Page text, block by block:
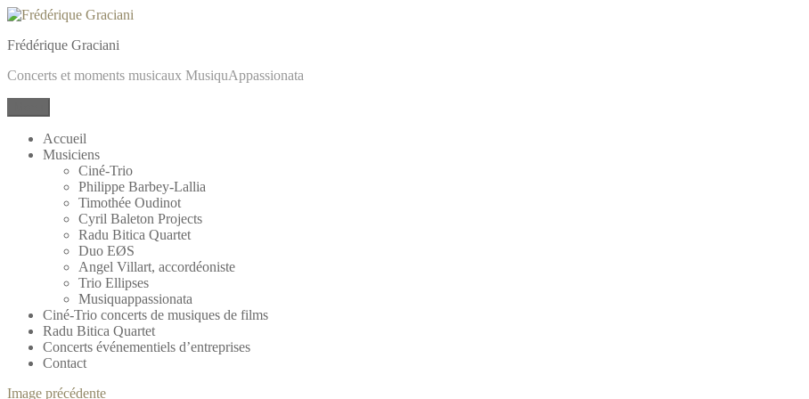
Frédérique Graciani
Concerts et moments musicaux MusiquAppassionata
Accueil
Musiciens
Ciné-Trio
Philippe Barbey-Lallia
Timothée Oudinot
Cyril Baleton Projects
Radu Bitica Quartet
Duo EØS
Angel Villart, accordéoniste
Trio Ellipses
Musiquappassionata
Ciné-Trio concerts de musiques de films
Radu Bitica Quartet
Concerts événementiels d’entreprises
Contact
Image précédente